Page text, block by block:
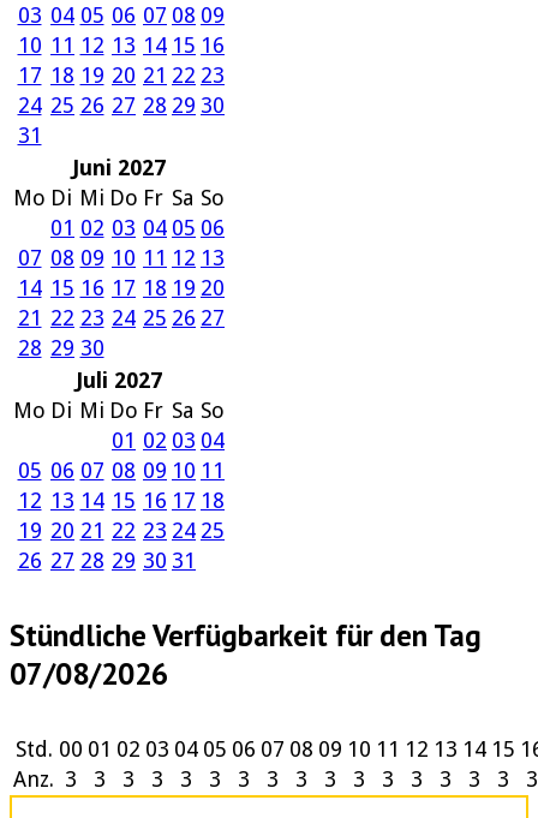
03 04 05 06 07 08 09
10 11 12 13 14 15 16
17 18 19 20 21 22 23
24 25 26 27 28 29 30
31
Juni 2027
Mo Di Mi Do Fr Sa So
01 02 03 04 05 06
07 08 09 10 11 12 13
14 15 16 17 18 19 20
21 22 23 24 25 26 27
28 29 30
Juli 2027
Mo Di Mi Do Fr Sa So
01 02 03 04
05 06 07 08 09 10 11
12 13 14 15 16 17 18
19 20 21 22 23 24 25
26 27 28 29 30 31
Stündliche Verfügbarkeit für den Tag
07/08/2026
Std. 00 01 02 03 04 05 06 07 08 09 10 11 12 13 14 15
Anz. 3 3 3 3 3 3 3 3 3 3 3 3 3 3 3 3 3